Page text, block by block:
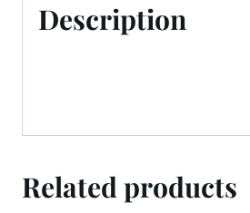
Description
Related products